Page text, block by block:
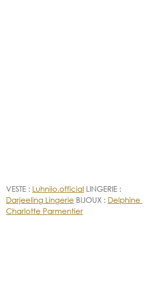
VESTE : Luhniio.official LINGERIE :
Darjeeling Lingerie BIJOUX : Delphine
Charlotte Parmentier